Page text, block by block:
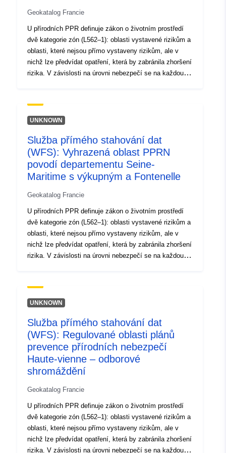
Geokatalog Francie
U přírodních PPR definuje zákon o životním prostředí
dvě kategorie zón (L562–1): oblasti vystavené rizikům a
oblasti, které nejsou přímo vystaveny rizikům, ale v
nichž lze předvídat opatření, která by zabránila zhoršení
rizika. V závislosti na úrovni nebezpečí se na každou
označovaných jako „červené oblasti“, kde je úroveň
nebezpečí vysoká a obecným pravidlem je zákaz
zóny“, kde je úroveň rizika průměrná a na projekty se
vztahují požadavky přizpůsobené druhu emise; 3
oblasti, které nejsou přímo vystaveny rizikům, ale v
nichž by stavby, stavební práce, vývoj nebo
zemědělské podniky, zemědělství, lesnictví, řemesla,
obchod nebo průmysl mohly zhoršit rizika nebo způsobit
nová rizika, s výhradou zákazů nebo požadavků (viz
článek L562–1 zákona o životním prostředí). Posledně
uvedená kategorie se vztahuje pouze na přírodní RPP.
UNKNOWN
Služba přímého stahování dat
(WFS): Vyhrazená oblast PPRN
povodí departementu Seine-
Maritime s výkupným a Fontenelle
Geokatalog Francie
U přírodních PPR definuje zákon o životním prostředí
dvě kategorie zón (L562–1): oblasti vystavené rizikům a
oblasti, které nejsou přímo vystaveny rizikům, ale v
nichž lze předvídat opatření, která by zabránila zhoršení
rizika. V závislosti na úrovni nebezpečí se na každou
označovaných jako „červené oblasti“, kde je úroveň
nebezpečí vysoká a obecným pravidlem je zákaz
zóny“, kde je úroveň rizika průměrná a na projekty se
vztahují požadavky přizpůsobené druhu emise; 3
oblasti, které nejsou přímo vystaveny rizikům, ale v
nichž by stavby, stavební práce, vývoj nebo
zemědělské podniky, zemědělství, lesnictví, řemesla,
nová rizika, s výhradou zákazů nebo požadavků (viz
uvedená kategorie se vztahuje pouze na přírodní RPP.
UNKNOWN
Služba přímého stahování dat
(WFS): Regulované oblasti plánů
prevence přírodních nebezpečí
Haute-vienne – odborové
shromáždění
Geokatalog Francie
U přírodních PPR definuje zákon o životním prostředí
dvě kategorie zón (L562–1): oblasti vystavené rizikům a
oblasti, které nejsou přímo vystaveny rizikům, ale v
nichž lze předvídat opatření, která by zabránila zhoršení
rizika. V závislosti na úrovni nebezpečí se na každou